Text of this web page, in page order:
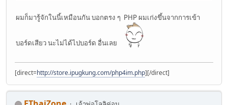
ผมก็มารู้จักในนี้เหมือนกัน บอกตรง ๆ PHP ผมเก่งขึ้นจากการเข้า
บอร์ดเสียว นะไม่ได้ไปบอร์ด อื่นเลย
[direct=http://store.ipugkung.com/php4im.php][/direct]